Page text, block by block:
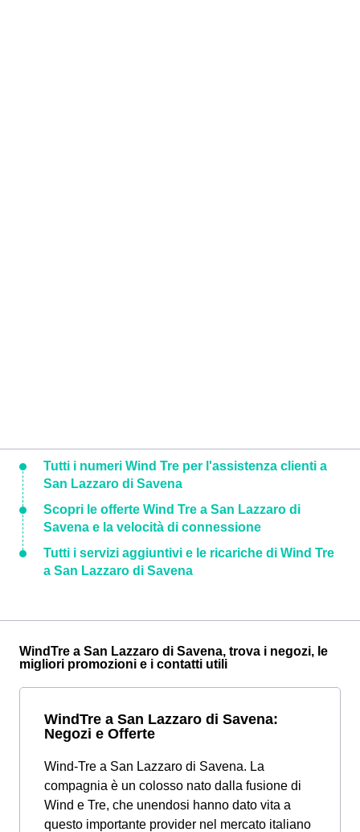
Tutti i numeri Wind Tre per l'assistenza clienti a
San Lazzaro di Savena
Scopri le offerte Wind Tre a San Lazzaro di
Savena e la velocità di connessione
Tutti i servizi aggiuntivi e le ricariche di Wind Tre
a San Lazzaro di Savena
WindTre a San Lazzaro di Savena, trova i negozi, le
migliori promozioni e i contatti utili
WindTre a San Lazzaro di Savena:
Negozi e Offerte
Wind-Tre a San Lazzaro di Savena. La
compagnia è un colosso nato dalla fusione di
Wind e Tre, che unendosi hanno dato vita a
questo importante provider nel mercato italiano